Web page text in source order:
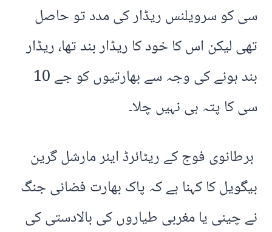
سی کو سرویلنس ریڈار کی مدد تو حاصل
تھی لیکن اس کا خود کا ریڈار بند تھا، ریڈار
بند ہونے کی وجہ سے بھارتیوں کو جے 10
سی کا پتہ ہی نہیں چلا۔
برطانوی فوج کے ریٹائرڈ ایئر مارشل گرین
بیگویل کا کہنا ہے کہ پاک بھارت فضائی جنگ
نے چینی یا مغربی طیاروں کی بالادستی کی